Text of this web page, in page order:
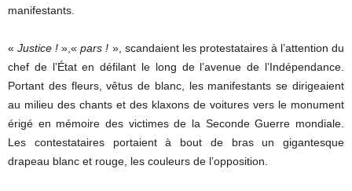
manifestants.
«Justice ! »,« pars ! », scandaient les protestataires à l’attention du
chef de l’État en défilant le long de l’avenue de l’Indépendance.
Portant des fleurs, vêtus de blanc, les manifestants se dirigeaient
au milieu des chants et des klaxons de voitures vers le monument
érigé en mémoire des victimes de la Seconde Guerre mondiale.
Les contestataires portaient à bout de bras un gigantesque
drapeau blanc et rouge, les couleurs de l’opposition.